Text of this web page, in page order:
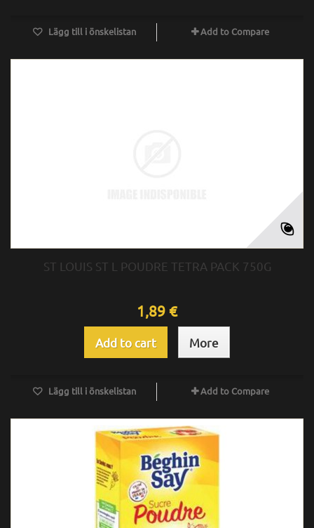
Lägg till i önskelistan Add to Compare
ST LOUIS ST L POUDRE TETRA PACK 750G
1,89 €
Add to cart More
Lägg till i önskelistan Add to Compare